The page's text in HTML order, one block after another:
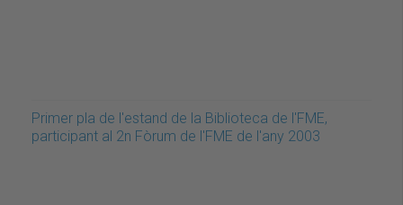
Primer pla de l'estand de la Biblioteca de l'FME,
participant al 2n Fòrum de l'FME de l'any 2003